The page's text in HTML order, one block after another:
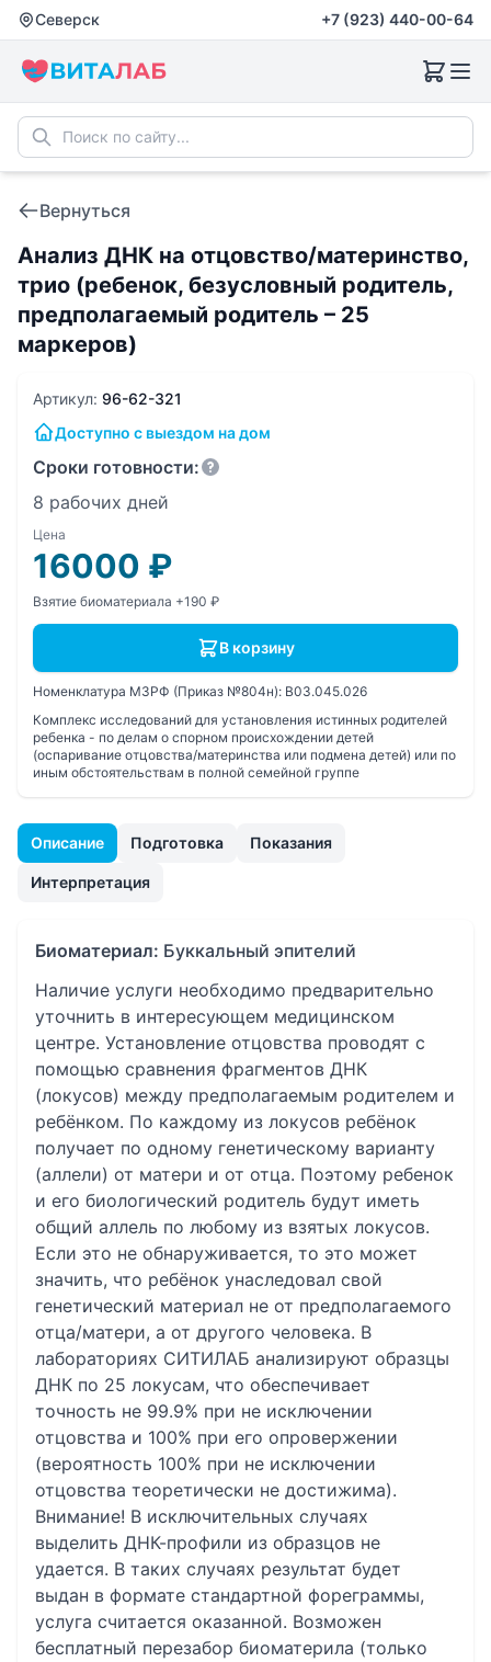
Северск +7 (923) 440-00-64
Вернуться
Анализ ДНК на отцовство/материнство,
трио (ребенок, безусловный родитель,
предполагаемый родитель – 25
маркеров)
Описание Подготовка Показания
Интерпретация
Биоматериал: Буккальный эпителий
Наличие услуги необходимо предварительно
уточнить в интересующем медицинском
центре. Установление отцовства проводят с
помощью сравнения фрагментов ДНК
(локусов) между предполагаемым родителем и
ребёнком. По каждому из локусов ребёнок
получает по одному генетическому варианту
(аллели) от матери и от отца. Поэтому ребенок
и его биологический родитель будут иметь
общий аллель по любому из взятых локусов.
Если это не обнаруживается, то это может
значить, что ребёнок унаследовал свой
генетический материал не от предполагаемого
отца/матери, а от другого человека. В
лабораториях СИТИЛАБ анализируют образцы
ДНК по 25 локусам, что обеспечивает
точность не 99.9% при не исключении
отцовства и 100% при его опровержении
(вероятность 100% при не исключении
отцовства теоретически не достижима).
Внимание! В исключительных случаях
выделить ДНК-профили из образцов не
удается. В таких случаях результат будет
выдан в формате стандартной фореграммы,
услуга считается оказанной. Возможен
бесплатный перезабор биоматерила (только
Артикул: 96-62-321
Доступно с выездом на дом
Сроки готовности:
8 рабочих дней
Цена
16000 ₽
Взятие биоматериала +190 ₽
В корзину
Номенклатура МЗРФ (Приказ №804н): B03.045.026
Комплекс исследований для установления истинных родителей
ребенка - по делам о спорном происхождении детей
(оспаривание отцовства/материнства или подмена детей) или по
иным обстоятельствам в полной семейной группе